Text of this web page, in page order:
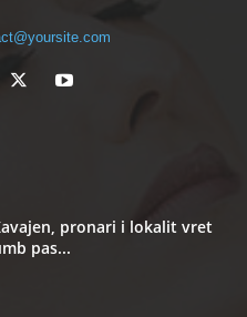
pronari i lokalit vret
pas...